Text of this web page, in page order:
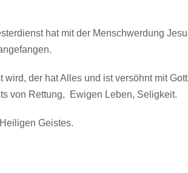
hat mit der Menschwerdung Jesu
der hat Alles und ist versöhnt mit Gott
von Rettung, Ewigen Leben, Seligkeit.
Geistes.